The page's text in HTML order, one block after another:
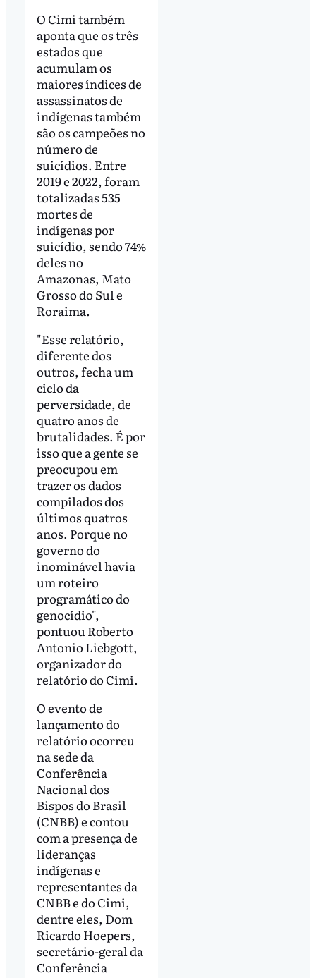
O Cimi também
aponta que os três
estados que
acumulam os
maiores índices de
assassinatos de
indígenas também
são os campeões no
número de
suicídios. Entre
2019 e 2022, foram
totalizadas 535
mortes de
indígenas por
suicídio, sendo 74%
deles no
Amazonas, Mato
Grosso do Sul e
Roraima.
"Esse relatório,
diferente dos
outros, fecha um
ciclo da
perversidade, de
quatro anos de
brutalidades. É por
isso que a gente se
preocupou em
trazer os dados
compilados dos
últimos quatros
anos. Porque no
governo do
inominável havia
um roteiro
programático do
genocídio",
pontuou Roberto
Antonio Liebgott,
organizador do
relatório do Cimi.
O evento de
lançamento do
relatório ocorreu
na sede da
Conferência
Nacional dos
Bispos do Brasil
(CNBB) e contou
com a presença de
lideranças
indígenas e
representantes da
CNBB e do Cimi,
dentre eles, Dom
Ricardo Hoepers,
secretário-geral da
Conferência